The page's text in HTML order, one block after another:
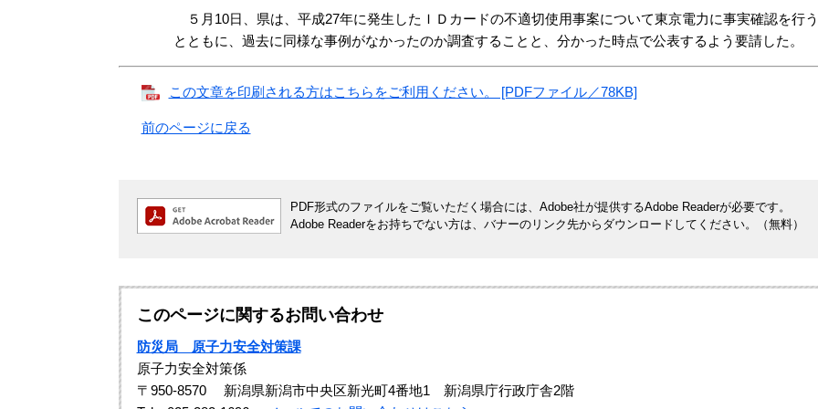
５月10日、県は、平成27年に発生したＩＤカードの不適切使用事案について東京電力に事実確認を行う
とともに、過去に同様な事例がなかったのか調査することと、分かった時点で公表するよう要請した。
この文章を印刷される方はこちらをご利用ください。 [PDFファイル／78KB]
前のページに戻る
PDF形式のファイルをご覧いただく場合には、Adobe社が提供するAdobe Readerが必要です。
Adobe Readerをお持ちでない方は、バナーのリンク先からダウンロードしてください。（無料）
このページに関するお問い合わせ
防災局 原子力安全対策課
原子力安全対策係
〒950-8570
新潟県新潟市中央区新光町4番地1 新潟県庁行政庁舎2階